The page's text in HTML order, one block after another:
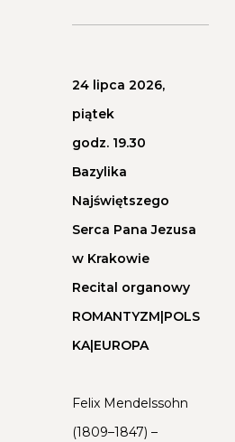
24 lipca 2026,
piątek
godz. 19.30
Bazylika
Najświętszego
Serca Pana Jezusa
w Krakowie
Recital organowy
ROMANTYZM|POLS
KA|EUROPA
Felix Mendelssohn
(1809–1847) –